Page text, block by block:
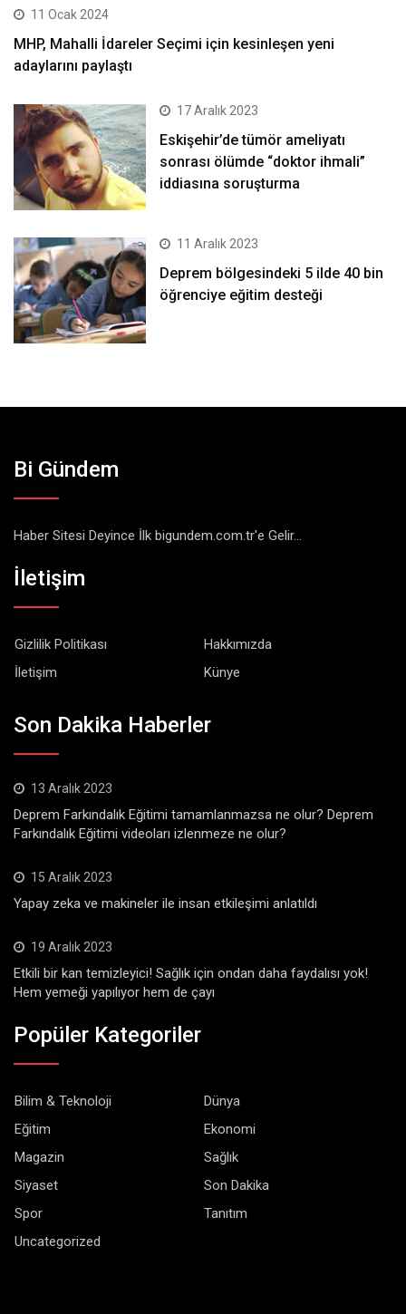
11 Ocak 2024
MHP, Mahalli İdareler Seçimi için kesinleşen yeni
adaylarını paylaştı
17 Aralık 2023
Eskişehir’de tümör ameliyatı
sonrası ölümde “doktor ihmali”
iddiasına soruşturma
11 Aralık 2023
Deprem bölgesindeki 5 ilde 40 bin
öğrenciye eğitim desteği
Bi Gündem
Haber Sitesi Deyince İlk bigundem.com.tr'e Gelir...
İletişim
Gizlilik Politikası
Hakkımızda
İletişim
Künye
Son Dakika Haberler
13 Aralık 2023
Deprem Farkındalık Eğitimi tamamlanmazsa ne olur? Deprem
Farkındalık Eğitimi videoları izlenmeze ne olur?
15 Aralık 2023
Yapay zeka ve makineler ile insan etkileşimi anlatıldı
19 Aralık 2023
Etkili bir kan temizleyici! Sağlık için ondan daha faydalısı yok!
Hem yemeği yapılıyor hem de çayı
Popüler Kategoriler
Bilim & Teknoloji
Dünya
Eğitim
Ekonomi
Magazin
Sağlık
Siyaset
Son Dakika
Spor
Tanıtım
Uncategorized